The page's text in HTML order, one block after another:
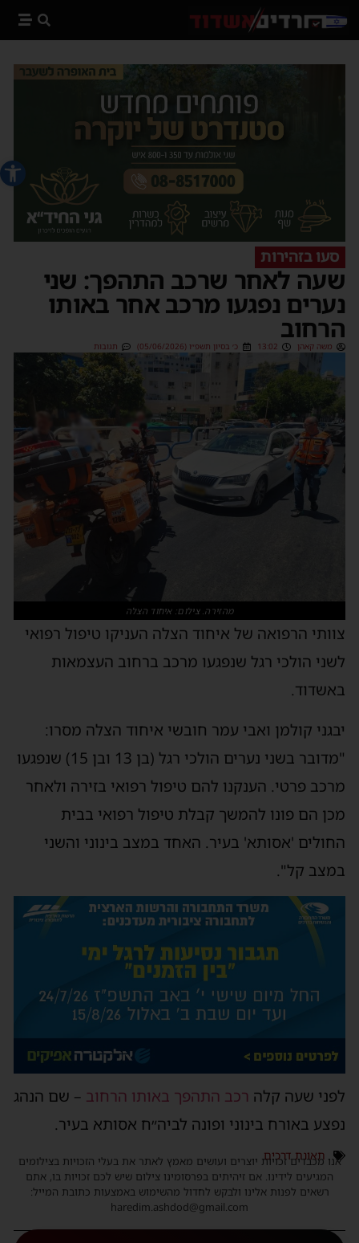
פתח
סעו בזהירות
שעה לאחר שרכב התהפך: שני
נערים נפגעו מרכב אחר באותו
הרחוב
משה קאהן 13:02 כ׳ בסיון תשפ״ו (05/06/2026) תגובות
מהזירה. צילום: איחוד הצלה
צוותי הרפואה של איחוד הצלה העניקו טיפול רפואי
לשני הולכי רגל שנפגעו מרכב ברחוב העצמאות
באשדוד.
יבגני קולמן ואבי עמר חובשי איחוד הצלה מסרו:
"מדובר בשני נערים הולכי רגל (בן 13 ובן 15) שנפגעו
מרכב פרטי. הענקנו להם טיפול רפואי בזירה ולאחר
מכן הם פונו להמשך קבלת טיפול רפואי בבית
החולים 'אסותא' בעיר. האחד במצב בינוני והשני
במצב קל".
לפני שעה קלה רכב התהפך באותו הרחוב – שם הנהג
נפצע באורח בינוני ופונה לביה״ח אסותא בעיר.
תאונת דרכים
אנו מכבדים זכויות יוצרים ועושים מאמץ לאתר את בעלי הזכויות בצילומים
המגיעים לידינו. אם זיהיתים בפרסומינו צילום שיש לכם זכויות בו, אתם
רשאים לפנות אלינו ולבקש לחדול מהשימוש באמצעות כתובת המייל:
haredim.ashdod@gmail.com